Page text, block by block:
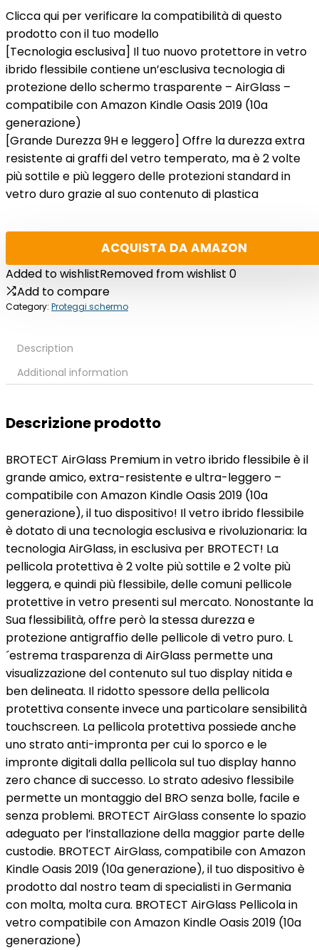
Clicca qui per verificare la compatibilità di questo
prodotto con il tuo modello
[Tecnologia esclusiva] Il tuo nuovo protettore in vetro
ibrido flessibile contiene un’esclusiva tecnologia di
protezione dello schermo trasparente – AirGlass –
compatibile con Amazon Kindle Oasis 2019 (10a
generazione)
[Grande Durezza 9H e leggero] Offre la durezza extra
resistente ai graffi del vetro temperato, ma è 2 volte
più sottile e più leggero delle protezioni standard in
vetro duro grazie al suo contenuto di plastica
ACQUISTA DA AMAZON
Added to wishlistRemoved from wishlist 0
Add to compare
Category: Proteggi schermo
Description
Additional information
Descrizione prodotto
BROTECT AirGlass Premium in vetro ibrido flessibile è il
grande amico, extra-resistente e ultra-leggero –
compatibile con Amazon Kindle Oasis 2019 (10a
generazione), il tuo dispositivo! Il vetro ibrido flessibile
è dotato di una tecnologia esclusiva e rivoluzionaria: la
tecnologia AirGlass, in esclusiva per BROTECT! La
pellicola protettiva è 2 volte più sottile e 2 volte più
leggera, e quindi più flessibile, delle comuni pellicole
protettive in vetro presenti sul mercato. Nonostante la
Sua flessibilità, offre però la stessa durezza e
protezione antigraffio delle pellicole di vetro puro. L
´estrema trasparenza di AirGlass permette una
visualizzazione del contenuto sul tuo display nitida e
ben delineata. Il ridotto spessore della pellicola
protettiva consente invece una particolare sensibilità
touchscreen. La pellicola protettiva possiede anche
uno strato anti-impronta per cui lo sporco e le
impronte digitali dalla pellicola sul tuo display hanno
zero chance di successo. Lo strato adesivo flessibile
permette un montaggio del BRO senza bolle, facile e
senza problemi. BROTECT AirGlass consente lo spazio
adeguato per l’installazione della maggior parte delle
custodie. BROTECT AirGlass, compatibile con Amazon
Kindle Oasis 2019 (10a generazione), il tuo dispositivo è
prodotto dal nostro team di specialisti in Germania
con molta, molta cura. BROTECT AirGlass Pellicola in
vetro compatibile con Amazon Kindle Oasis 2019 (10a
generazione)